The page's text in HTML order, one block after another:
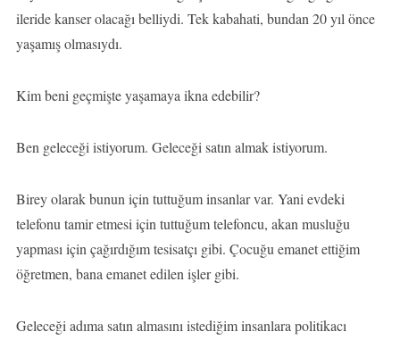
ileride kanser olacağı belliydi. Tek kabahati, bundan 20 yıl önce
yaşamış olmasıydı.
Kim beni geçmişte yaşamaya ikna edebilir?
Ben geleceği istiyorum. Geleceği satın almak istiyorum.
Birey olarak bunun için tuttuğum insanlar var. Yani evdeki
telefonu tamir etmesi için tuttuğum telefoncu, akan musluğu
yapması için çağırdığım tesisatçı gibi. Çocuğu emanet ettiğim
öğretmen, bana emanet edilen işler gibi.
Geleceği adıma satın almasını istediğim insanlara politikacı